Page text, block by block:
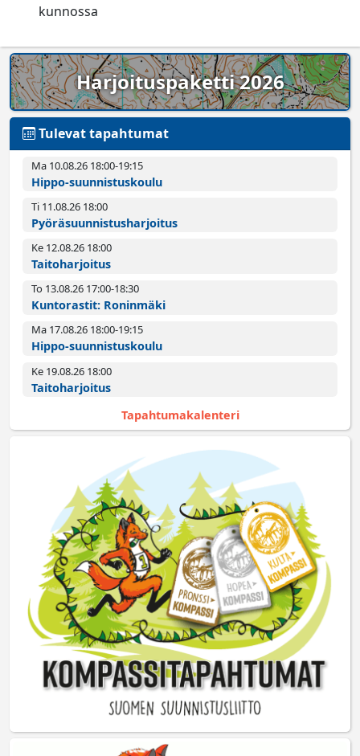
kunnossa
Harjoituspaketti 2026
Tulevat tapahtumat
Ma 10.08.26 18:00­-19:15
Hippo-suunnistuskoulu
Ti 11.08.26 18:00­
Pyörä­suunnistus­harjoitus
Ke 12.08.26 18:00­
Taitoharjoitus
To 13.08.26 17:00­-18:30
Kuntorastit: Roninmäki
Ma 17.08.26 18:00­-19:15
Hippo-suunnistuskoulu
Ke 19.08.26 18:00­
Taitoharjoitus
Tapahtumakalenteri